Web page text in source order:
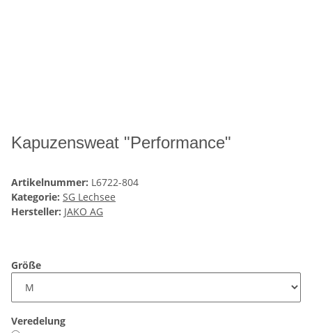
Kapuzensweat "Performance"
Artikelnummer: L6722-804
Kategorie: SG Lechsee
Hersteller: JAKO AG
Größe
Veredelung